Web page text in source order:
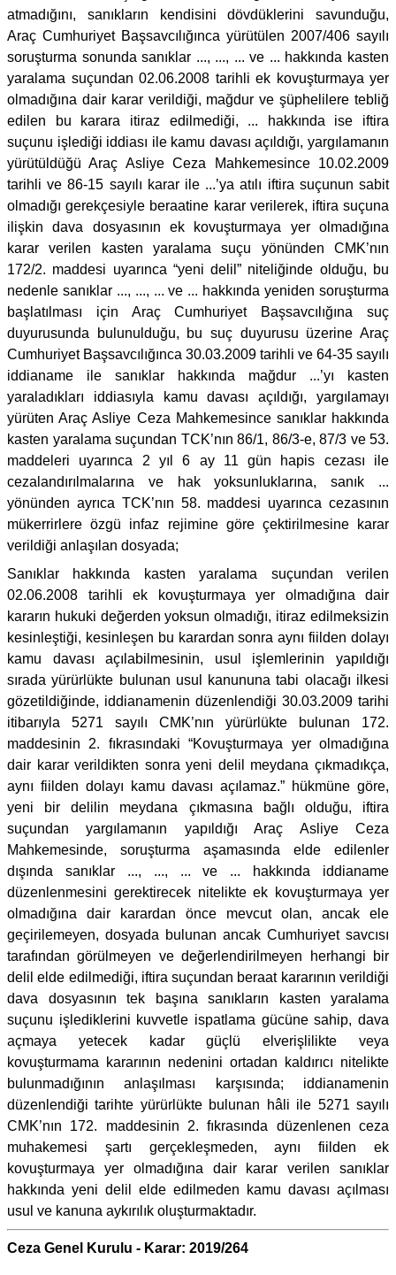
atmadığını, sanıkların kendisini dövdüklerini savunduğu,
Araç Cumhuriyet Başsavcılığınca yürütülen 2007/406 sayılı
soruşturma sonunda sanıklar ..., ..., ... ve ... hakkında kasten
yaralama suçundan 02.06.2008 tarihli ek kovuşturmaya yer
olmadığına dair karar verildiği, mağdur ve şüphelilere tebliğ
edilen bu karara itiraz edilmediği, ... hakkında ise iftira
suçunu işlediği iddiası ile kamu davası açıldığı, yargılamanın
yürütüldüğü Araç Asliye Ceza Mahkemesince 10.02.2009
tarihli ve 86-15 sayılı karar ile ...’ya atılı iftira suçunun sabit
olmadığı gerekçesiyle beraatine karar verilerek, iftira suçuna
ilişkin dava dosyasının ek kovuşturmaya yer olmadığına
karar verilen kasten yaralama suçu yönünden CMK’nın
172/2. maddesi uyarınca “yeni delil” niteliğinde olduğu, bu
nedenle sanıklar ..., ..., ... ve ... hakkında yeniden soruşturma
başlatılması için Araç Cumhuriyet Başsavcılığına suç
duyurusunda bulunulduğu, bu suç duyurusu üzerine Araç
Cumhuriyet Başsavcılığınca 30.03.2009 tarihli ve 64-35 sayılı
iddianame ile sanıklar hakkında mağdur ...’yı kasten
yaraladıkları iddiasıyla kamu davası açıldığı, yargılamayı
yürüten Araç Asliye Ceza Mahkemesince sanıklar hakkında
kasten yaralama suçundan TCK’nın 86/1, 86/3-e, 87/3 ve 53.
maddeleri uyarınca 2 yıl 6 ay 11 gün hapis cezası ile
cezalandırılmalarına ve hak yoksunluklarına, sanık ...
yönünden ayrıca TCK’nın 58. maddesi uyarınca cezasının
mükerrirlere özgü infaz rejimine göre çektirilmesine karar
verildiği anlaşılan dosyada;
Sanıklar hakkında kasten yaralama suçundan verilen
02.06.2008 tarihli ek kovuşturmaya yer olmadığına dair
kararın hukuki değerden yoksun olmadığı, itiraz edilmeksizin
kesinleştiği, kesinleşen bu karardan sonra aynı fiilden dolayı
kamu davası açılabilmesinin, usul işlemlerinin yapıldığı
sırada yürürlükte bulunan usul kanununa tabi olacağı ilkesi
gözetildiğinde, iddianamenin düzenlendiği 30.03.2009 tarihi
itibarıyla 5271 sayılı CMK’nın yürürlükte bulunan 172.
maddesinin 2. fıkrasındaki “Kovuşturmaya yer olmadığına
dair karar verildikten sonra yeni delil meydana çıkmadıkça,
aynı fiilden dolayı kamu davası açılamaz.” hükmüne göre,
yeni bir delilin meydana çıkmasına bağlı olduğu, iftira
suçundan yargılamanın yapıldığı Araç Asliye Ceza
Mahkemesinde, soruşturma aşamasında elde edilenler
dışında sanıklar ..., ..., ... ve ... hakkında iddianame
düzenlenmesini gerektirecek nitelikte ek kovuşturmaya yer
olmadığına dair karardan önce mevcut olan, ancak ele
geçirilemeyen, dosyada bulunan ancak Cumhuriyet savcısı
tarafından görülmeyen ve değerlendirilmeyen herhangi bir
delil elde edilmediği, iftira suçundan beraat kararının verildiği
dava dosyasının tek başına sanıkların kasten yaralama
suçunu işlediklerini kuvvetle ispatlama gücüne sahip, dava
açmaya yetecek kadar güçlü elverişlilikte veya
kovuşturmama kararının nedenini ortadan kaldırıcı nitelikte
bulunmadığının anlaşılması karşısında; iddianamenin
düzenlendiği tarihte yürürlükte bulunan hâli ile 5271 sayılı
CMK’nın 172. maddesinin 2. fıkrasında düzenlenen ceza
muhakemesi şartı gerçekleşmeden, aynı fiilden ek
kovuşturmaya yer olmadığına dair karar verilen sanıklar
hakkında yeni delil elde edilmeden kamu davası açılması
usul ve kanuna aykırılık oluşturmaktadır.
Ceza Genel Kurulu - Karar: 2019/264